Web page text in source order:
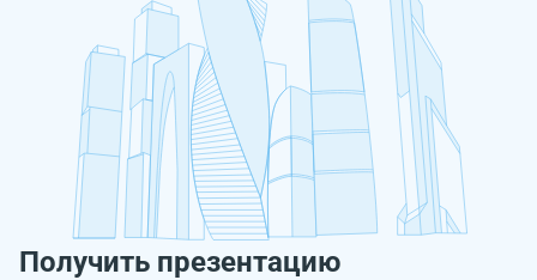
Получить презентацию